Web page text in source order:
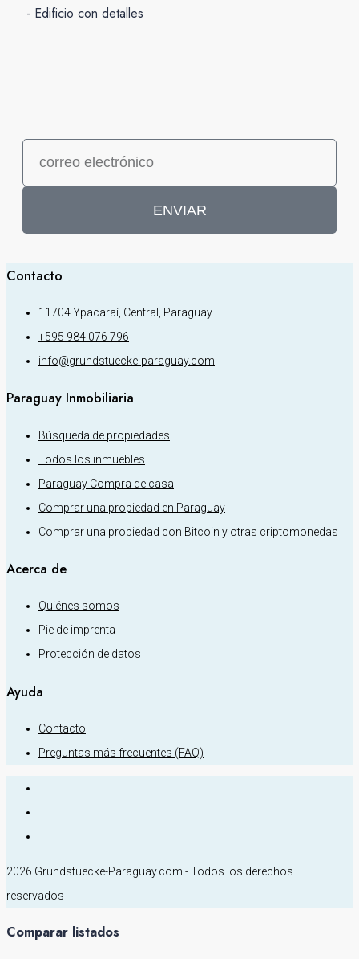
- Edificio con detalles
ENVIAR
Contacto
11704 Ypacaraí, Central, Paraguay
+595 984 076 796
info@grundstuecke-paraguay.com
Paraguay Inmobiliaria
Búsqueda de propiedades
Todos los inmuebles
Paraguay Compra de casa
Comprar una propiedad en Paraguay
Comprar una propiedad con Bitcoin y otras criptomonedas
Acerca de
Quiénes somos
Pie de imprenta
Protección de datos
Ayuda
Contacto
Preguntas más frecuentes (FAQ)
2026 Grundstuecke-Paraguay.com - Todos los derechos
reservados
Comparar listados